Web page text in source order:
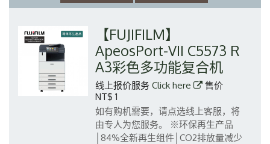
【FUJIFILM】
ApeosPort-VII C5573 R
A3彩色多功能复合机
线上报价服务 Click here
售价
NT$ 1
如有购机需要，请点选线上客服，将
由专人为您服务。
※环保再生产品
│84%全新再生组件│CO2排放量减少